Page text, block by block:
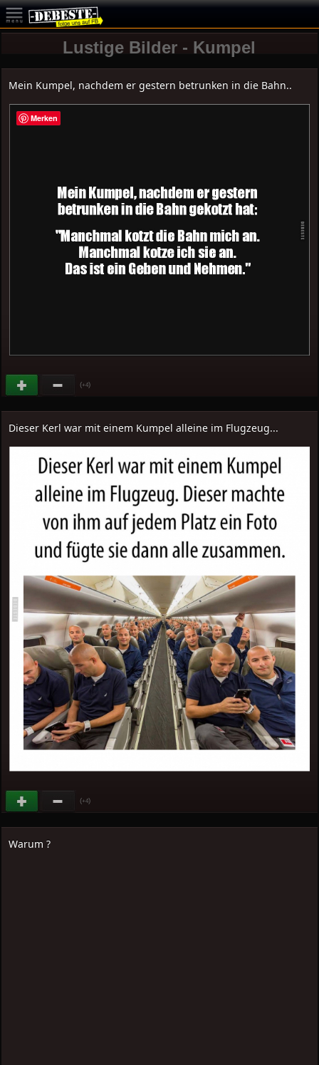
Lustige Bilder - Kumpel
Mein Kumpel, nachdem er gestern betrunken in die Bahn..
(+4)
Dieser Kerl war mit einem Kumpel alleine im Flugzeug...
(+4)
Warum ?
Merken